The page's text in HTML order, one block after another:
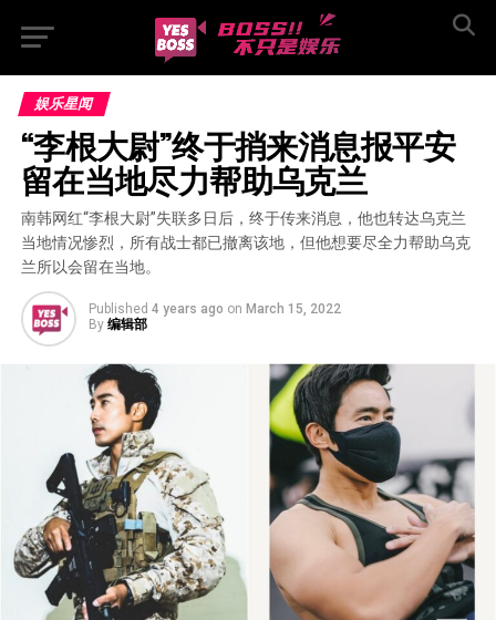
娱乐星闻
“李根大尉”终于捎来消息报平安
留在当地尽力帮助乌克兰
南韩网红“李根大尉”失联多日后，终于传来消息，他也转达乌克兰
当地情况惨烈，所有战士都已撤离该地，但他想要尽全力帮助乌克
兰所以会留在当地。
Published 4 years ago on March 15, 2022
By 编辑部